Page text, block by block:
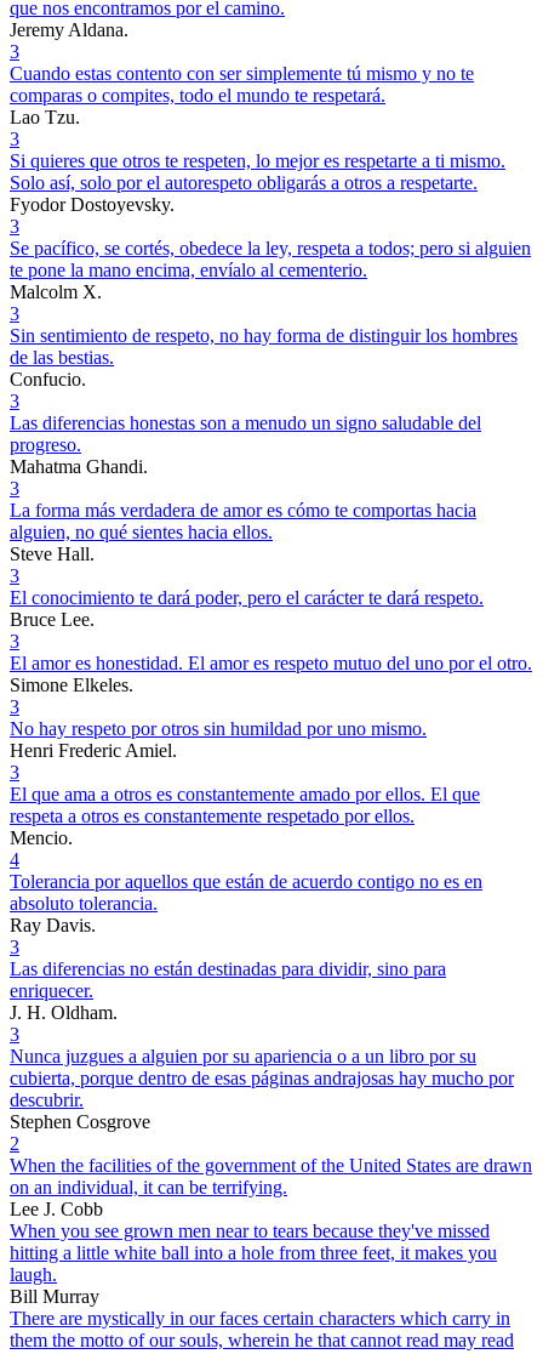
que nos encontramos por el camino.
Jeremy Aldana.
3
Cuando estas contento con ser simplemente tú mismo y no te
comparas o compites, todo el mundo te respetará.
Lao Tzu.
3
Si quieres que otros te respeten, lo mejor es respetarte a ti mismo.
Solo así, solo por el autorespeto obligarás a otros a respetarte.
Fyodor Dostoyevsky.
3
Se pacífico, se cortés, obedece la ley, respeta a todos; pero si alguien
te pone la mano encima, envíalo al cementerio.
Malcolm X.
3
Sin sentimiento de respeto, no hay forma de distinguir los hombres
de las bestias.
Confucio.
3
Las diferencias honestas son a menudo un signo saludable del
progreso.
Mahatma Ghandi.
3
La forma más verdadera de amor es cómo te comportas hacia
alguien, no qué sientes hacia ellos.
Steve Hall.
3
El conocimiento te dará poder, pero el carácter te dará respeto.
Bruce Lee.
3
El amor es honestidad. El amor es respeto mutuo del uno por el otro.
Simone Elkeles.
3
No hay respeto por otros sin humildad por uno mismo.
Henri Frederic Amiel.
3
El que ama a otros es constantemente amado por ellos. El que
respeta a otros es constantemente respetado por ellos.
Mencio.
4
Tolerancia por aquellos que están de acuerdo contigo no es en
absoluto tolerancia.
Ray Davis.
3
Las diferencias no están destinadas para dividir, sino para
enriquecer.
J. H. Oldham.
3
Nunca juzgues a alguien por su apariencia o a un libro por su
cubierta, porque dentro de esas páginas andrajosas hay mucho por
descubrir.
Stephen Cosgrove
2
When the facilities of the government of the United States are drawn
on an individual, it can be terrifying.
Lee J. Cobb
When you see grown men near to tears because they've missed
hitting a little white ball into a hole from three feet, it makes you
laugh.
Bill Murray
There are mystically in our faces certain characters which carry in
them the motto of our souls, wherein he that cannot read may read